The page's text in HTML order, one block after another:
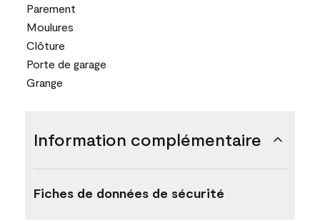
Parement
Moulures
Clôture
Porte de garage
Grange
Information complémentaire
Fiches de données de sécurité